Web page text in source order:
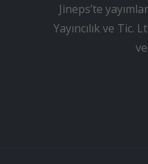
Jineps’te
Yayıncılık ve